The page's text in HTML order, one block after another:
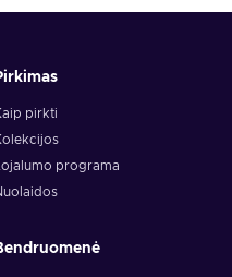
pirkti
Lojalumo programa